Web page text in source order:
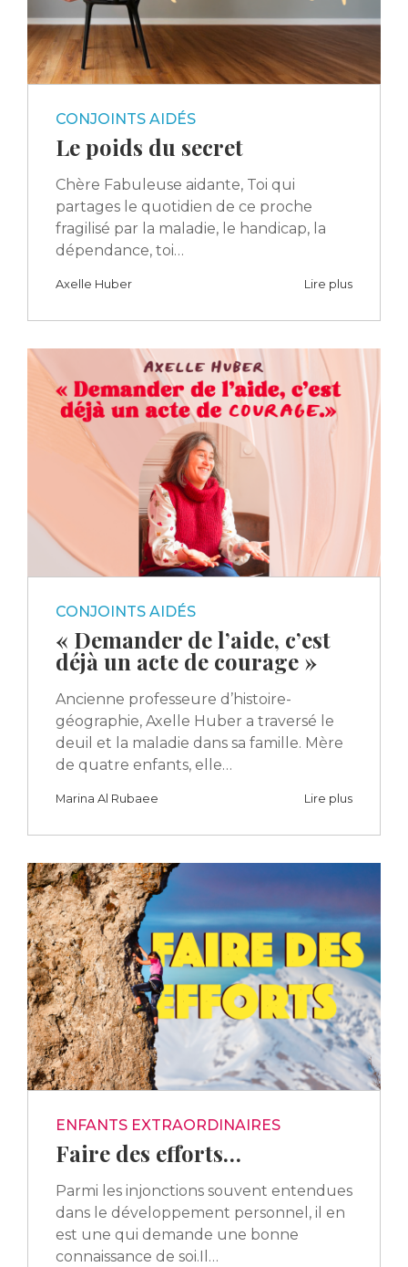
CONJOINTS AIDÉS
Le poids du secret
Chère Fabuleuse aidante, Toi qui
partages le quotidien de ce proche
fragilisé par la maladie, le handicap, la
dépendance, toi…
Axelle Huber Lire plus
CONJOINTS AIDÉS
« Demander de l’aide, c’est
déjà un acte de courage »
Ancienne professeure d’histoire-
géographie, Axelle Huber a traversé le
deuil et la maladie dans sa famille. Mère
de quatre enfants, elle…
Marina Al Rubaee Lire plus
ENFANTS EXTRAORDINAIRES
Faire des efforts…
Parmi les injonctions souvent entendues
dans le développement personnel, il en
est une qui demande une bonne
connaissance de soi.Il…